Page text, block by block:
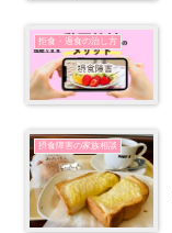
拒食・過食の治し方
摂食障害の家族相談